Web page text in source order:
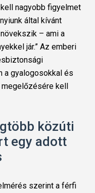
nagyobb figyelmet
által kívánt
– ami a
jár.” Az emberi
a gyalogosokkal és
kell
közúti
egy adott
szerint a férfi